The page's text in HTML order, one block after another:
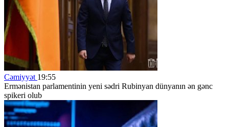
Cəmiyyət 19:55
Ermənistan parlamentinin yeni sədri Rubinyan dünyanın ən gənc
spikeri olub